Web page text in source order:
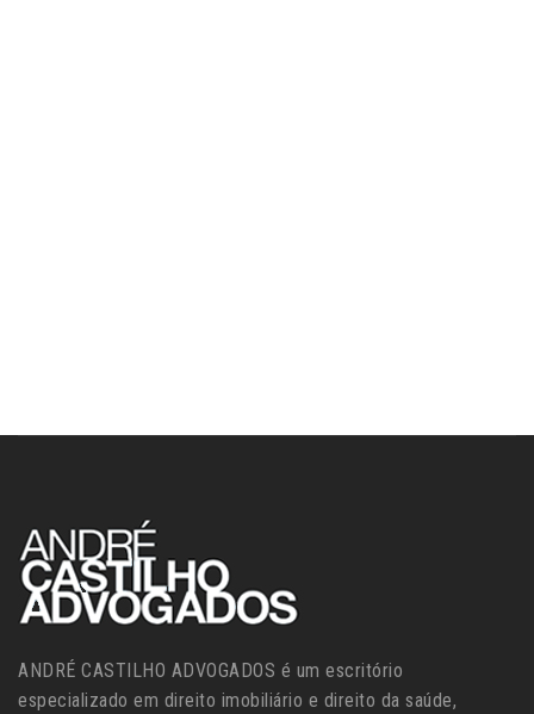
ANDRÉ CASTILHO ADVOGADOS é um escritório
especializado em direito imobiliário e direito da saúde,